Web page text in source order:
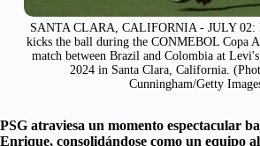
SANTA CLARA, CALIFORNIA - JULY 02:
kicks the ball during the CONMEBOL Copa
match between Brazil and Colombia at
2024 in Santa Clara, California.
Cunningham/Getty
PSG atraviesa un momento espectacular
Enrique, consolidándose como un equipo